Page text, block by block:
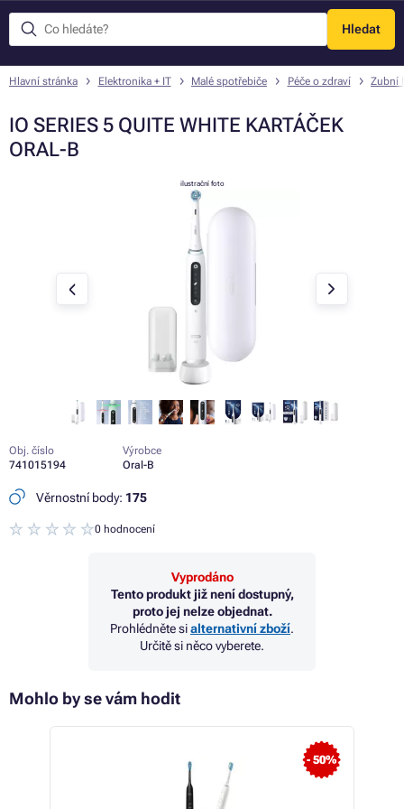
Hledat
Menu
Hlavní stránka Elektronika + IT Malé spotřebiče Péče o zdraví Zubní
IO SERIES 5 QUITE WHITE KARTÁČEK
ORAL-B
ilustrační foto
Obj. číslo
741015194
Výrobce
Oral-B
Věrnostní body: 175
0 hodnocení
Vyprodáno
Tento produkt již není dostupný,
proto jej nelze objednat.
Prohlédněte sialternativní zboží.
Určitě si něco vyberete.
Mohlo by se vám hodit
- 50%